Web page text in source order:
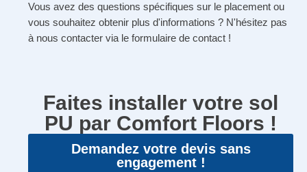
Vous avez des questions spécifiques sur le placement ou
vous souhaitez obtenir plus d'informations ? N'hésitez pas
à nous contacter via le formulaire de contact !
Faites installer votre sol
PU par Comfort Floors !
Demandez votre devis sans
engagement !